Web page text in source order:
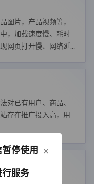
图片，产品视频等，
，加载速度慢、耗时
网页打开慢、网络延
对已有用户、商品、
存在推广投入高，用
停使用
服务
×